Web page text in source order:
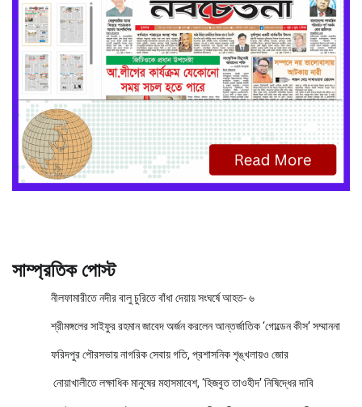
সাম্প্রতিক পোস্ট
নীলফামারীতে নদীর বালু চুরিতে বাঁধা দেয়ায় সংঘর্ষে আহত- ৬
শ্রীমঙ্গলের সাইফুর রহমান জাবেদ অর্জন করলেন আন্তর্জাতিক ‘গোল্ডেন কীস’ সম্মাননা
ফরিদপুর পৌরসভায় নাগরিক সেবায় গতি, প্রশাসনিক শৃঙ্খলায়ও জোর
নোয়াখালীতে লক্ষাধিক মানুষের মহাসমাবেশ, ‘হিজবুত তাওহীদ’ নিষিদ্ধের দাবি